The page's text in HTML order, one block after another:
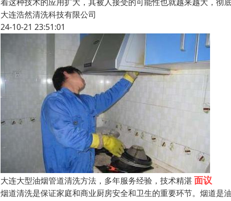
大连浩然清洗科技有限公司
24-10-21 23:51:01
大连大型油烟管道清洗方法，多年服务经验，技术精湛面议
烟道清洗是保证家庭和商业厨房安全和卫生的重要环节。烟道